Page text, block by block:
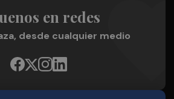
en redes
desde cualquier medio